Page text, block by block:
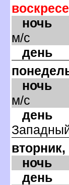
ночь
м/с
день
ночь
м/с
день
торник,
ночь
день